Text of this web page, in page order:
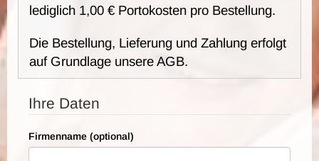
lediglich 1,00 € Portokosten pro Bestellung.
Die Bestellung, Lieferung und Zahlung erfolgt
auf Grundlage unsere AGB.
Ihre Daten
Firmenname (optional)